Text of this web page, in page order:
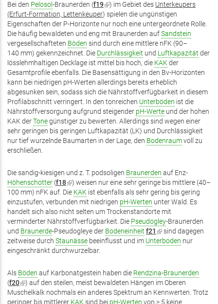
Bei den Pelosol-Braunerden (f19(Link
ist
extern)
) im Gebiet des Unterkeupers
(Erfurt-Formation, Lettenkeuper) spielen die ungünstigen
Eigenschaften der P-Horizonte nur noch eine untergeordnete Rolle.
Die häufig bewaldeten und eng mit Braunerden aufSandstein
vergesellschafteten Böden sind durch eine mittlere nFK (90–
140 mm) gekennzeichnet. Die Durchlässigkeit und Luftkapazität der
lösslehmhaltigen Decklage ist mittel bis hoch, die KAKder
Gesamtprofile ebenfalls. Die Basensättigung in den Bv-Horizonten
kann bei niedrigen pH-Werten allerdings bereits erheblich
abgesunken sein, sodass sich die Nährstoffverfügbarkeit in diesem
Profilabschnitt verringert. In den tonreichen Unterböden ist die
Nährstoffversorgung aufgrund steigender pH-Werte und der hohen
KAK derTonegünstiger zu bewerten. Allerdings sind wegen einer
sehr geringen bis geringen Luftkapazität (LK) und Durchlässigkeit
nur tief wurzelnde Baumarten in der Lage, den Bodenraumvoll zu
erschließen.
Die sandig-kiesigen und z. T. podsoligen Braunerden auf Enz-
Höhenschotter (f18(Link
ist
extern)
) weisen nur eine sehr geringe bis mittlere (40–
100 mm) nFK auf. Die KAK ist ebenfalls als sehr gering bis gering
einzustufen, verbunden mit niedrigen pH-Werten unter Wald. Es
handelt sich also nicht selten um Trockenstandorte mit
verminderter Nährstoffverfügbarkeit. Die Pseudogley-Braunerden
und Braunerde-Pseudogleye der Bodeneinheit f21 (Link
ist
sind dagegen
zeitweise durch Staunässe beeinflusst und im Unterboden nur
eingeschränkt durchwurzelbar.
Als Böden auf Karbonatgestein haben die Rendzina-Braunerden
(f20(Link
ist
) auf den steilen, meist bewaldeten Hängen im Oberen
Muschelkalk nochmals ein anderes Spektrum an Kennwerten. Trotz